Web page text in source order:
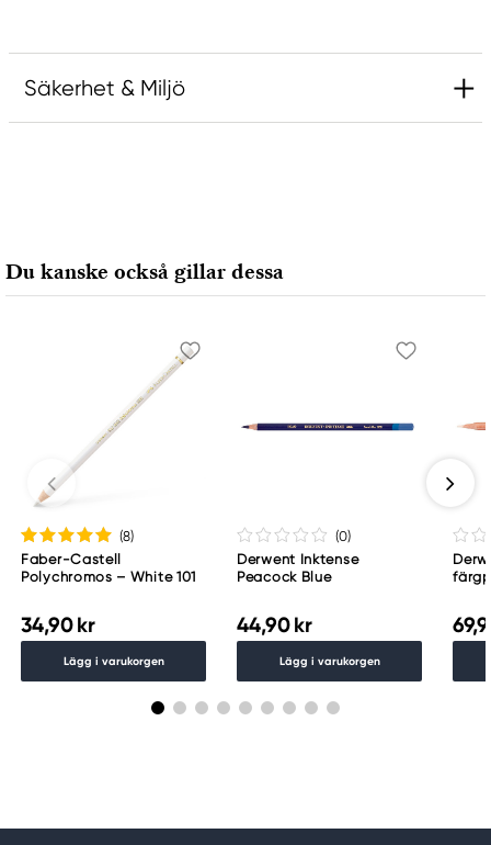
Säkerhet & Miljö
90546 Stein, Germany
info@Faber-Castell.de
Du kanske också gillar dessa
(8)
Faber-Castell
Polychromos – White 101
34,90 kr
Lägg i varukorgen
(0)
Derwent Inktense
Peacock Blue
44,90 kr
Lägg i varukorgen